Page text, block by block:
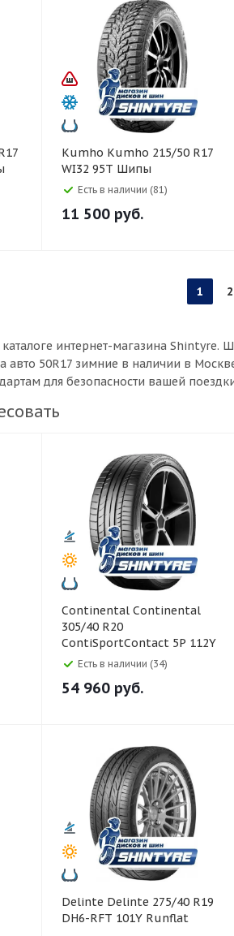
Kumho Kumho 215/50 R17
WI32 95T Шипы
Есть в наличии (81)
11 500 руб.
1 2
интернет-магазина
авто 50R17 зимние в наличии в
для безопасности вашей
Continental Continental
305/40 R20
ContiSportContact 5P 112Y
Есть в наличии (34)
54 960 руб.
Delinte Delinte 275/40 R19
DH6-RFT 101Y Runflat